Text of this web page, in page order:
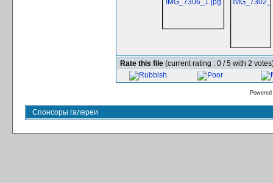
Rate this file (current rating : 0 / 5 with 2
Спонсоры галереи